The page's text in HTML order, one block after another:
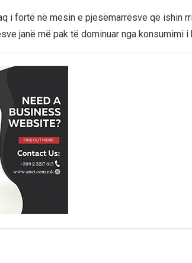
i fortë në mesin e pjesëmarrësve që ishin
janë më pak të dominuar nga konsumimi i